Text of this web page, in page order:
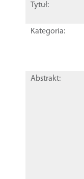
Tytuł:
Kategoria:
Abstrakt: